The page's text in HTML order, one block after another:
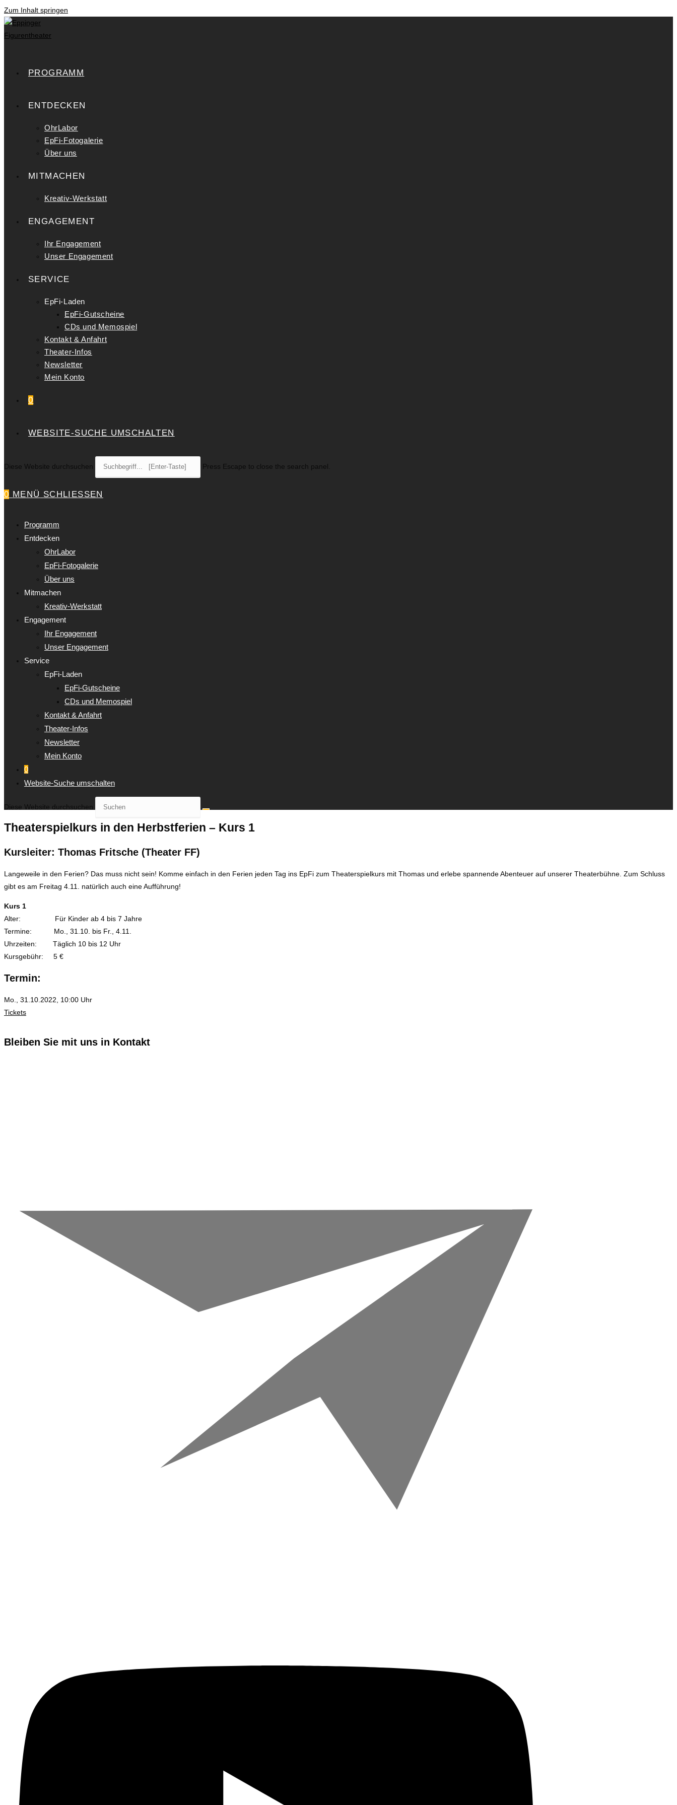
Zum Inhalt springen
PROGRAMM
ENTDECKEN
OhrLabor
EpFi-Fotogalerie
Über uns
MITMACHEN
Kreativ-Werkstatt
ENGAGEMENT
Ihr Engagement
Unser Engagement
SERVICE
EpFi-Laden
EpFi-Gutscheine
CDs und Memospiel
Kontakt & Anfahrt
Theater-Infos
Newsletter
Mein Konto
0
WEBSITE-SUCHE UMSCHALTEN
Diese Website durchsuchen Press Escape to close the search panel.
0 MENÜ SCHLIESSEN
Programm
Entdecken
OhrLabor
EpFi-Fotogalerie
Über uns
Mitmachen
Kreativ-Werkstatt
Engagement
Ihr Engagement
Unser Engagement
Service
EpFi-Laden
EpFi-Gutscheine
CDs und Memospiel
Kontakt & Anfahrt
Theater-Infos
Newsletter
Mein Konto
0
Website-Suche umschalten
Diese Website durchsuchen
Theaterspielkurs in den Herbstferien – Kurs 1
Kursleiter: Thomas Fritsche (Theater FF)
Langeweile in den Ferien? Das muss nicht sein! Komme einfach in den Ferien jeden Tag ins EpFi zum Theaterspielkurs mit Thomas und erlebe spannende Abenteuer auf unserer Theaterbühne. Zum Schluss
gibt es am Freitag 4.11. natürlich auch eine Aufführung!
Kurs 1
Alter: Für Kinder ab 4 bis 7 Jahre
Termine: Mo., 31.10. bis Fr., 4.11.
Uhrzeiten: Täglich 10 bis 12 Uhr
Kursgebühr: 5 €
Termin:
Mo., 31.10.2022, 10:00 Uhr
Tickets
Bleiben Sie mit uns in Kontakt